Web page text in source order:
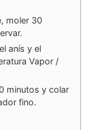
moler 30
anís y el
Vapor /
minutos y colar
fino.